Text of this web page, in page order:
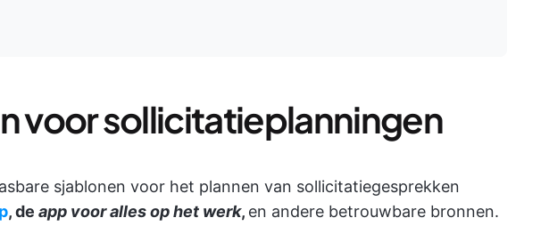
voor sollicitatieplanningen
sjablonen voor het plannen van sollicitatiegesprekken
, de app voor alles op het werk, en andere betrouwbare bronnen.